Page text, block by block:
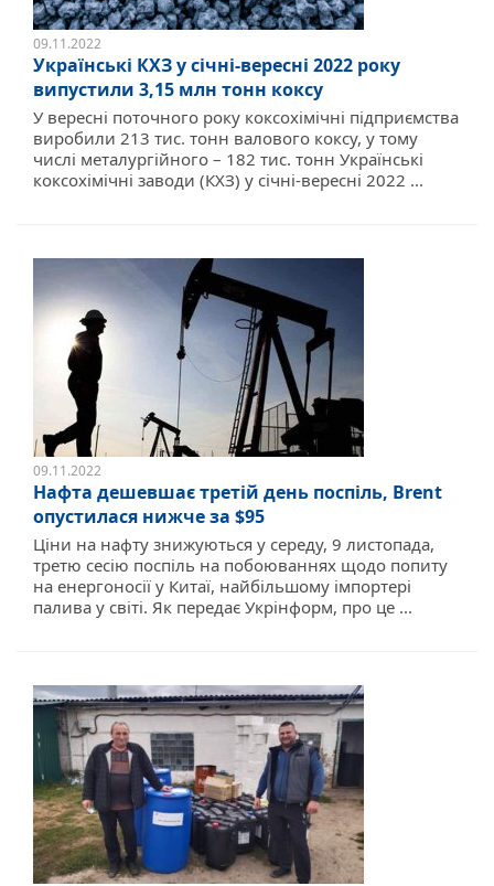
09.11.2022
Українські КХЗ у січні-вересні 2022 року
випустили 3,15 млн тонн коксу
У вересні поточного року коксохімічні підприємства
виробили 213 тис. тонн валового коксу, у тому
числі металургійного – 182 тис. тонн Українські
коксохімічні заводи (КХЗ) у січні-вересні 2022 ...
09.11.2022
Нафта дешевшає третій день поспіль, Brent
опустилася нижче за $95
Ціни на нафту знижуються у середу, 9 листопада,
третю сесію поспіль на побоюваннях щодо попиту
на енергоносії у Китаї, найбільшому імпортері
палива у світі. Як передає Укрінформ, про це ...